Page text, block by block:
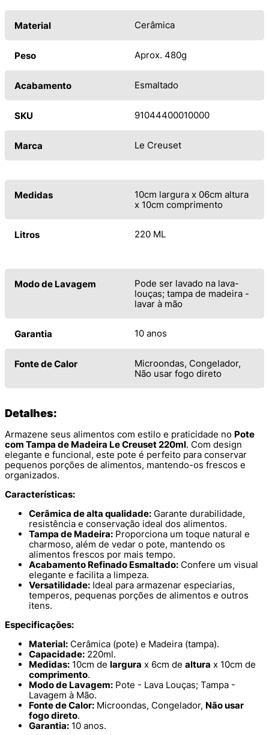
Material Cerâmica
Peso Aprox. 480g
Acabamento Esmaltado
SKU 91044400010000
Marca Le Creuset
Medidas
10cm largura x 06cm altura
x 10cm comprimento
Litros 220 ML
Modo de Lavagem
Pode ser lavado na lava-
louças; tampa de madeira -
lavar à mão
Garantia 10 anos
Fonte de Calor
Microondas, Congelador,
Não usar fogo direto
Detalhes:
Armazene seus alimentos com estilo e praticidade no Pote
com Tampa de Madeira Le Creuset 220ml. Com design
elegante e funcional, este pote é perfeito para conservar
pequenos porções de alimentos, mantendo-os frescos e
organizados.
Características:
Cerâmica de alta qualidade: Garante durabilidade,
resistência e conservação ideal dos alimentos.
Tampa de Madeira: Proporciona um toque natural e
charmoso, além de vedar o pote, mantendo os
alimentos frescos por mais tempo.
Acabamento Refinado Esmaltado: Confere um visual
elegante e facilita a limpeza.
Versatilidade: Ideal para armazenar especiarias,
temperos, pequenas porções de alimentos e outros
itens.
Especificações:
Material: Cerâmica (pote) e Madeira (tampa).
Capacidade: 220ml.
Medidas: 10cm de largura x 6cm de altura x 10cm de
comprimento.
Modo de Lavagem: Pote - Lava Louças; Tampa -
Lavagem à Mão.
Fonte de Calor: Microondas, Congelador, Não usar
fogo direto.
Garantia: 10 anos.